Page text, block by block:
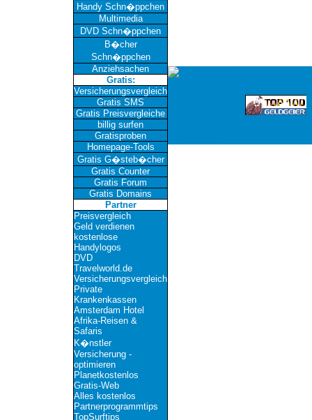
Handy Schn�ppchen
Multimedia
DVD Schn�ppchen
B�cher
Schn�ppchen
Anziehsachen
Gratis:
Versicherungsvergleich
Gratis SMS
Gratis Preisvergleiche
billig surfen
Gratisproben
Homepage-Tools
Gratis G�steb�cher
Gratis Counter
Gratis Forum
Gratis Domains
Partner
Preisvergleich
Geld verdienen
kostenlose
Handylogos
DVD
Travelworld.de
Versicherungsvergleich
Private
Krankenkassen
Amsterdam Hotel
Afrika-Reisen &
Safaris
K�nstler
Versicherung -
optimieren
Planetkostenlos
Gratis-Web
Alles kostenlos
Partnerprogrammtips
TopSurftips